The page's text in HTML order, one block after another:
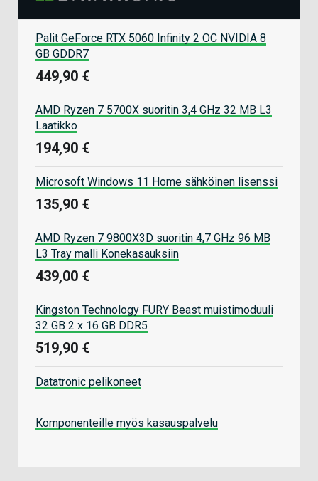
Palit GeForce RTX 5060 Infinity 2 OC NVIDIA 8
GB GDDR7
449,90 €
AMD Ryzen 7 5700X suoritin 3,4 GHz 32 MB L3
Laatikko
194,90 €
Microsoft Windows 11 Home sähköinen lisenssi
135,90 €
AMD Ryzen 7 9800X3D suoritin 4,7 GHz 96 MB
L3 Tray malli Konekasauksiin
439,00 €
Kingston Technology FURY Beast muistimoduuli
32 GB 2 x 16 GB DDR5
519,90 €
Datatronic pelikoneet
Komponenteille myös kasauspalvelu